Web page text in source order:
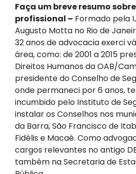
Faça um breve resumo
profissional – Formado pela
Augusto Motta no Rio de
32 anos de advocacia exerci
área, como: de 2001 a 2015
Direitos Humanos da OAB/
presidente do Conselho de
onde permaneci por 6 anos,
incumbido pelo Instituto de
instalar os Conselhos nos
da Barra, São Francisco de
Fidélis e Macaé. Como
cargos relevantes no antigo
também na Secretaria de